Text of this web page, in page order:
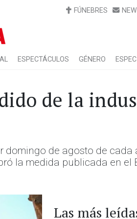
FÚNEBRES
ESPECTÁCULOS GÉNERO
de la
de agosto de cada
la medida publicada en el
Las más